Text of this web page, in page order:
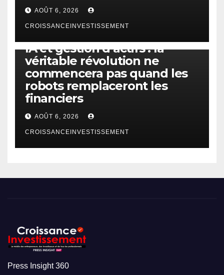
AOÛT 6, 2026
CROISSANCEINVESTISSEMENT
IA et gestion d’actifs : la
véritable révolution ne
commencera pas quand les
robots remplaceront les
financiers
AOÛT 6, 2026
CROISSANCEINVESTISSEMENT
Press Insight 360